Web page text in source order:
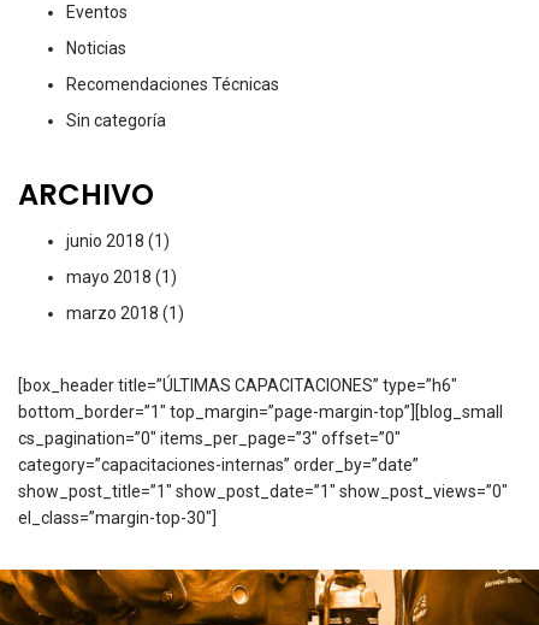
Eventos
Noticias
Recomendaciones Técnicas
Sin categoría
ARCHIVO
junio 2018 (1)
mayo 2018 (1)
marzo 2018 (1)
[box_header title=”ÚLTIMAS CAPACITACIONES” type=”h6″
bottom_border=”1″ top_margin=”page-margin-top”][blog_small
cs_pagination=”0″ items_per_page=”3″ offset=”0″
category=”capacitaciones-internas” order_by=”date”
show_post_title=”1″ show_post_date=”1″ show_post_views=”0″
el_class=”margin-top-30″]